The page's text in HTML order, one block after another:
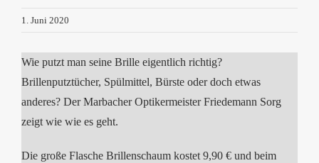
1. Juni 2020
Wie putzt man seine Brille eigentlich richtig?
Brillenputztücher, Spülmittel, Bürste oder doch etwas
anderes? Der Marbacher Optikermeister Friedemann Sorg
zeigt wie wie es geht.
Die große Flasche Brillenschaum kostet 9,90 € und beim